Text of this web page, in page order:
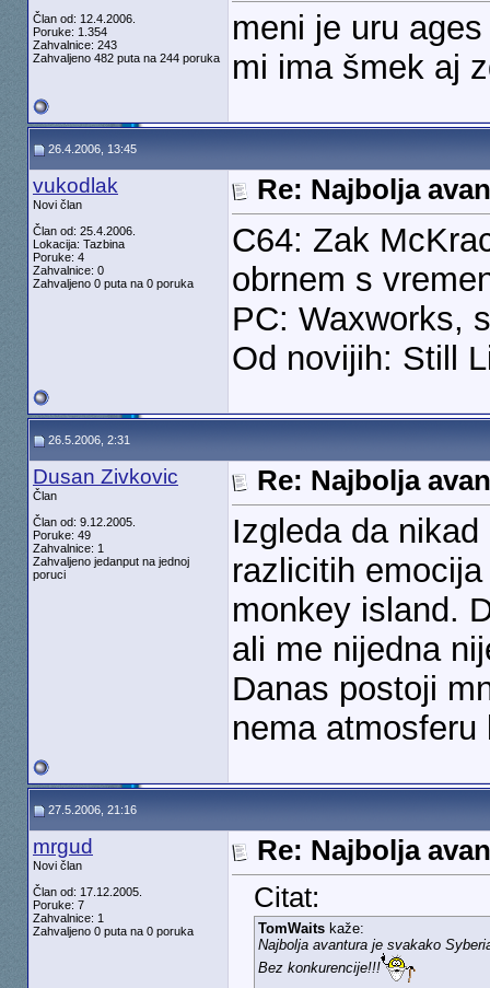
Član od: 12.4.2006.
Poruke: 1.354
Zahvalnice: 243
Zahvaljeno 482 puta na 244 poruka
meni je uru
mi ima šmek aj
26.4.2006, 13:45
vukodlak
Novi član
Član od: 25.4.2006.
Lokacija: Tazbina
Poruke: 4
Zahvalnice: 0
Zahvaljeno 0 puta na 0 poruka
Re: Najbolja
C64: Zak
obrnem s
PC: Waxworks,
Od novijih: Still
26.5.2006, 2:31
Dusan Zivkovic
Član
Član od: 9.12.2005.
Poruke: 49
Zahvalnice: 1
Zahvaljeno jedanput na jednoj
poruci
Re: Najbolja
Izgleda da
razlicitih
monkey island.
ali me nijedna
Danas postoji
nema
27.5.2006, 21:16
mrgud
Novi član
Član od: 17.12.2005.
Poruke: 7
Zahvalnice: 1
Zahvaljeno 0 puta na 0 poruka
Re: Najbolja
Citat:
TomWaitskaže:
Najbolja avantura je svakako
Bez konkurencije!!!